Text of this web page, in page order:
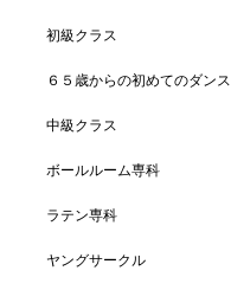
初級クラス
６５歳からの初めてのダンス
中級クラス
ボールルーム専科
ラテン専科
ヤングサークル